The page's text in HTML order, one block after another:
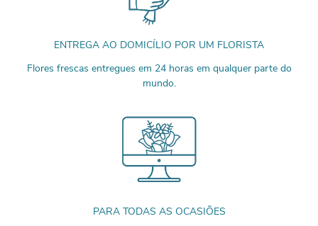
ENTREGA AO DOMICÍLIO POR UM FLORISTA
Flores frescas entregues em 24 horas em qualquer parte do
mundo.
PARA TODAS AS OCASIÕES